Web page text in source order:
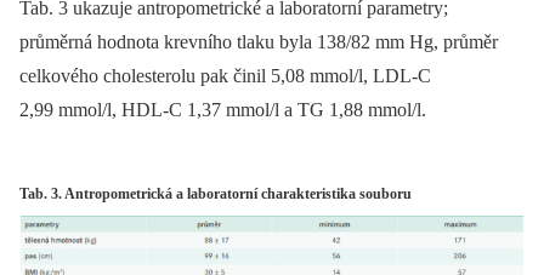
Tab. 3 ukazuje antropometrické a laboratorní parametry;
průměrná hodnota krevního tlaku byla 138/82 mm Hg, průměr
celkového cholesterolu pak činil 5,08 mmol/l, LDL-C
2,99 mmol/l, HDL-C 1,37 mmol/l a TG 1,88 mmol/l.
Tab. 3. Antropometrická a laboratorní charakteristika souboru